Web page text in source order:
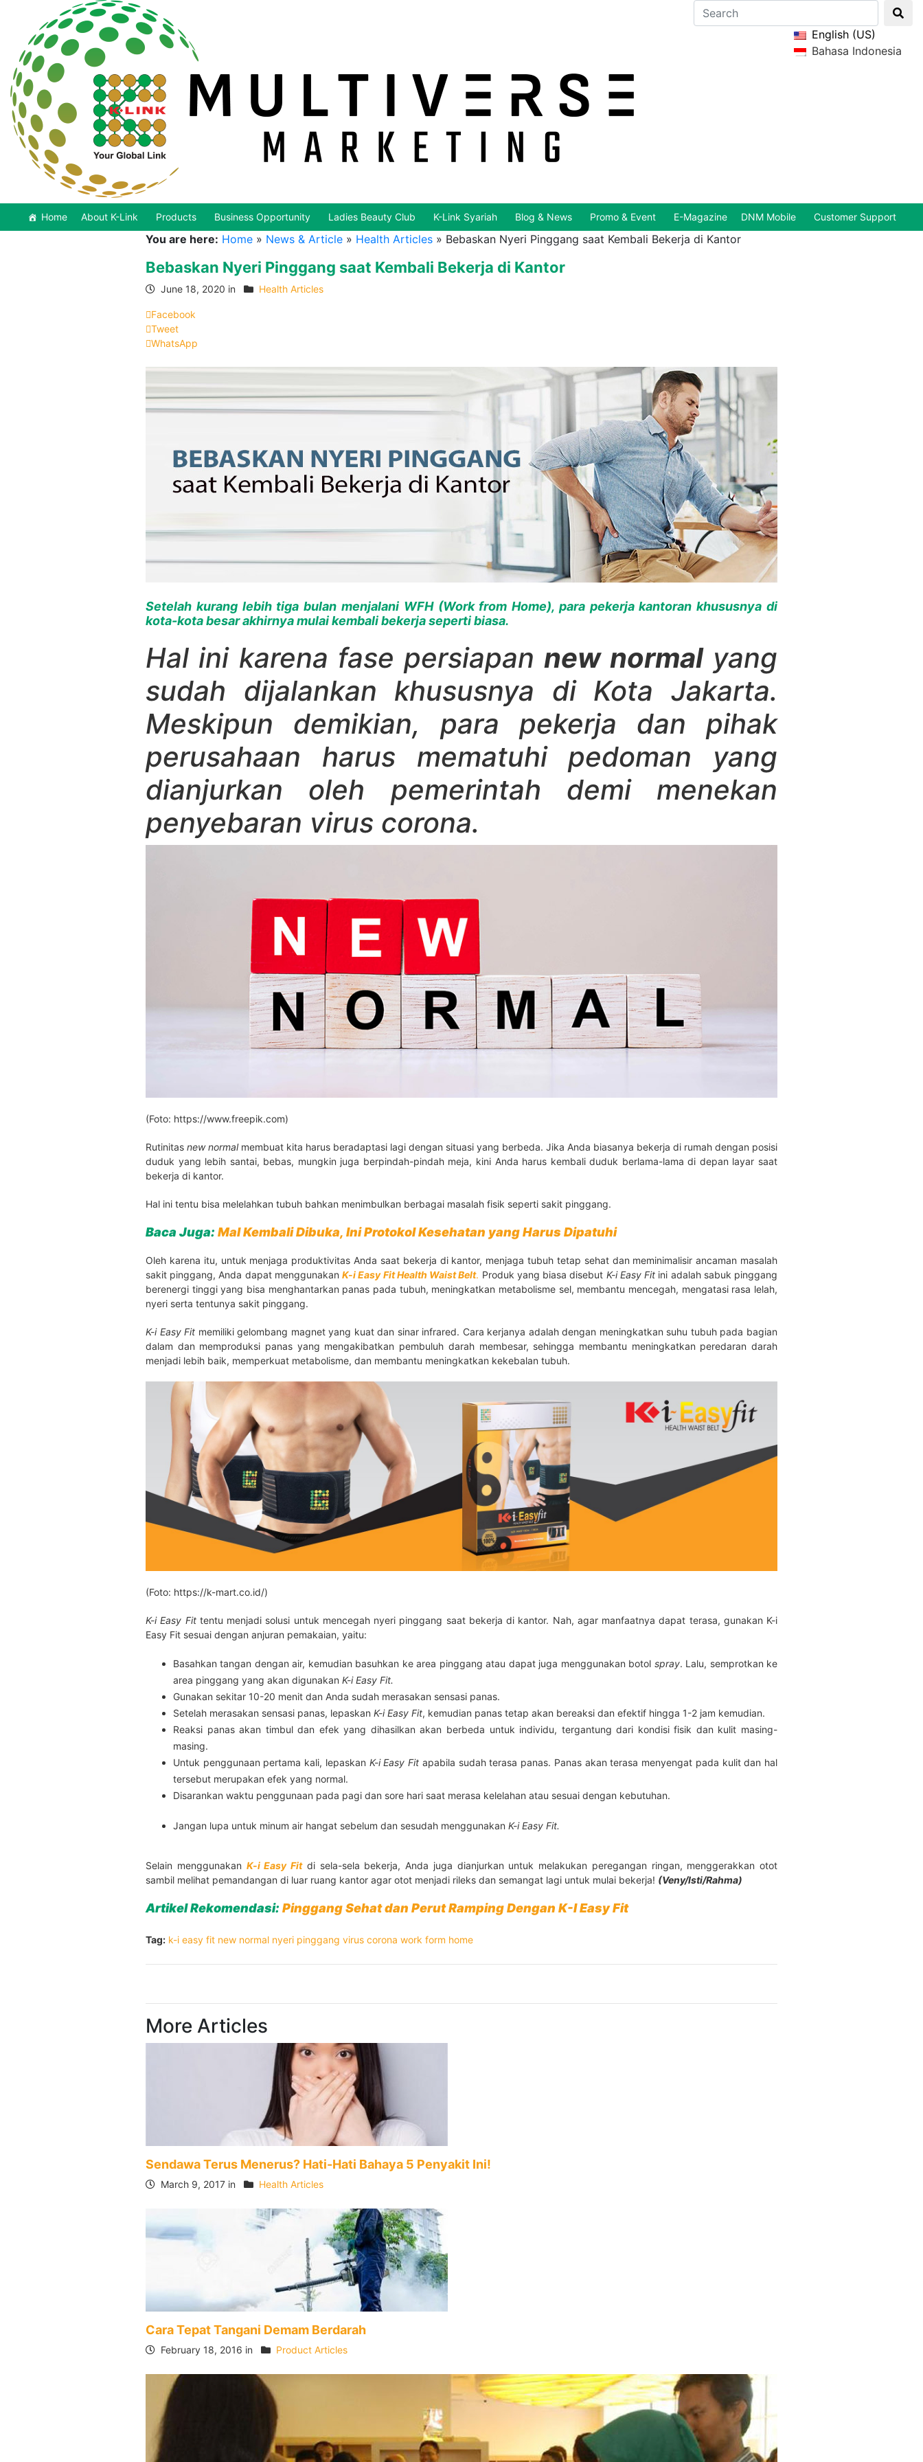
English (US)
Bahasa Indonesia
Home About K-Link Products Business Opportunity Ladies Beauty Club K-Link Syariah Blog & News Promo & Event E-Magazine DNM Mobile Customer Support
You are here: Home » News & Article » Health Articles » Bebaskan Nyeri Pinggang saat Kembali Bekerja di Kantor
Bebaskan Nyeri Pinggang saat Kembali Bekerja di Kantor
June 18, 2020 in Health Articles
Facebook
Tweet
WhatsApp
Setelah kurang lebih tiga bulan menjalani WFH (Work from Home), para pekerja kantoran khususnya di
kota-kota besar akhirnya mulai kembali bekerja seperti biasa.
Hal ini karena fase persiapannew normalyang
sudah dijalankan khususnya di Kota Jakarta.
Meskipun demikian, para pekerja dan pihak
perusahaan harus mematuhi pedoman yang
dianjurkan oleh pemerintah demi menekan
penyebaran virus corona.
(Foto: https://www.freepik.com)
Rutinitas new normalmembuat kita harus beradaptasi lagi dengan situasi yang berbeda. Jika Anda biasanya bekerja di rumah dengan posisi
duduk yang lebih santai, bebas, mungkin juga berpindah-pindah meja, kini Anda harus kembali duduk berlama-lama di depan layar saat
bekerja di kantor.
Hal ini tentu bisa melelahkan tubuh bahkan menimbulkan berbagai masalah fisik seperti sakit pinggang.
Baca Juga: Mal Kembali Dibuka, Ini Protokol Kesehatan yang Harus Dipatuhi
Oleh karena itu, untuk menjaga produktivitas Anda saat bekerja di kantor, menjaga tubuh tetap sehat dan meminimalisir ancaman masalah
sakit pinggang, Anda dapat menggunakanK-i Easy Fit Health Waist Belt. Produk yang biasa disebut K-i Easy Fit ini adalah sabuk pinggang
berenergi tinggi yang bisa menghantarkan panas pada tubuh, meningkatkan metabolisme sel, membantu mencegah, mengatasi rasa lelah,
nyeri serta tentunya sakit pinggang.
K-i Easy Fit memiliki gelombang magnet yang kuat dan sinar infrared. Cara kerjanya adalah dengan meningkatkan suhu tubuh pada bagian
dalam dan memproduksi panas yang mengakibatkan pembuluh darah membesar, sehingga membantu meningkatkan peredaran darah
menjadi lebih baik, memperkuat metabolisme, dan membantu meningkatkan kekebalan tubuh.
(Foto: https://k-mart.co.id/)
K-i Easy Fittentu menjadi solusi untuk mencegah nyeri pinggang saat bekerja di kantor. Nah, agar manfaatnya dapat terasa, gunakan K-i
Easy Fit sesuai dengan anjuran pemakaian, yaitu:
Basahkan tangan dengan air, kemudian basuhkan ke area pinggang atau dapat juga menggunakan botol spray. Lalu, semprotkan ke
area pinggang yang akan digunakan K-i Easy Fit.
Gunakan sekitar 10-20 menit dan Anda sudah merasakan sensasi panas.
Setelah merasakan sensasi panas, lepaskan K-i Easy Fit, kemudian panas tetap akan bereaksi dan efektif hingga 1-2 jam kemudian.
Reaksi panas akan timbul dan efek yang dihasilkan akan berbeda untuk individu, tergantung dari kondisi fisik dan kulit masing-
masing.
Untuk penggunaan pertama kali, lepaskan K-i Easy Fit apabila sudah terasa panas. Panas akan terasa menyengat pada kulit dan hal
tersebut merupakan efek yang normal.
Disarankan waktu penggunaan pada pagi dan sore hari saat merasa kelelahan atau sesuai dengan kebutuhan.
Jangan lupa untuk minum air hangat sebelum dan sesudah menggunakan K-i Easy Fit.
Selain menggunakan K-i Easy Fitdi sela-sela bekerja, Anda juga dianjurkan untuk melakukan peregangan ringan, menggerakkan otot
sambil melihat pemandangan di luar ruang kantor agar otot menjadi rileks dan semangat lagi untuk mulai bekerja! (Veny/Isti/Rahma)
Artikel Rekomendasi: Pinggang Sehat dan Perut Ramping Dengan K-I Easy Fit
Tag: k-i easy fit new normal nyeri pinggang virus corona work form home
More Articles
Sendawa Terus Menerus? Hati-Hati Bahaya 5 Penyakit Ini!
March 9, 2017 in Health Articles
Cara Tepat Tangani Demam Berdarah
February 18, 2016 in Product Articles